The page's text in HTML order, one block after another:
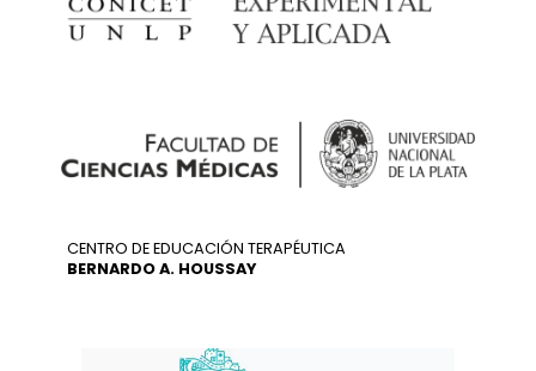
CENTRO DE EDUCACIÓN TERAPÉUTICA
BERNARDO A. HOUSSAY